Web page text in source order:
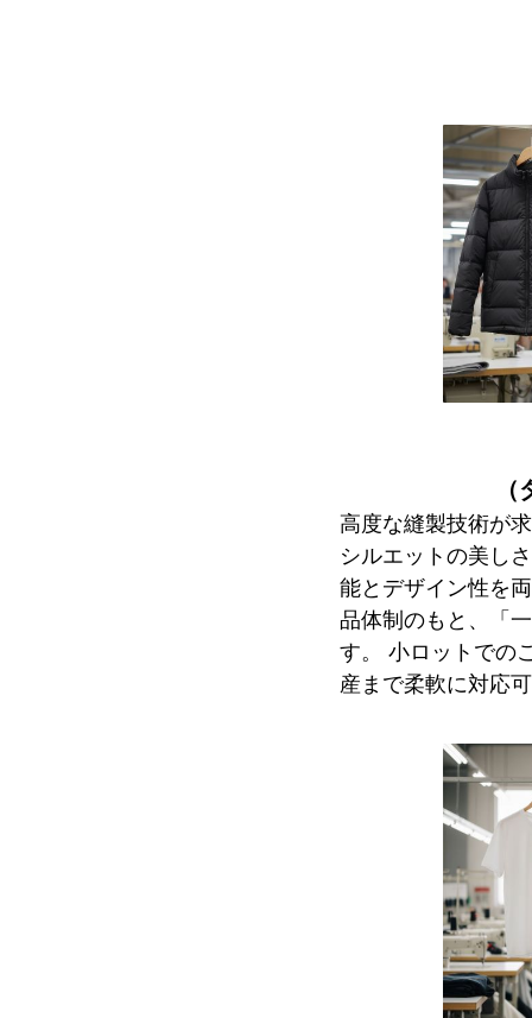
高度な縫製技術が
シルエットの美し
能とデザイン性を
品体制のもと、「
す。 小ロットでの
産まで柔軟に対応